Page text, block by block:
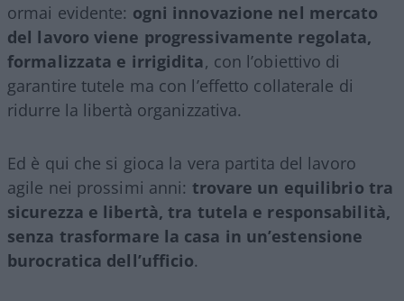
ormai evidente: ogni innovazione nel mercato
del lavoro viene progressivamente regolata,
formalizzata e irrigidita, con l’obiettivo di
garantire tutele ma con l’effetto collaterale di
ridurre la libertà organizzativa.
Ed è qui che si gioca la vera partita del lavoro
agile nei prossimi anni: trovare un equilibrio tra
sicurezza e libertà, tra tutela e responsabilità,
senza trasformare la casa in un’estensione
burocratica dell’ufficio.